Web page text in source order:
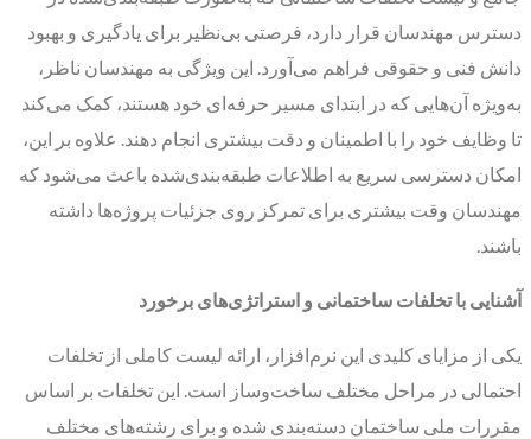
دسترس مهندسان قرار دارد، فرصتی بی‌نظیر برای یادگیری و بهبود
دانش فنی و حقوقی فراهم می‌آورد. این ویژگی به مهندسان ناظر،
به‌ویژه آن‌هایی که در ابتدای مسیر حرفه‌ای خود هستند، کمک می‌کند
تا وظایف خود را با اطمینان و دقت بیشتری انجام دهند. علاوه بر این،
امکان دسترسی سریع به اطلاعات طبقه‌بندی‌شده باعث می‌شود که
مهندسان وقت بیشتری برای تمرکز روی جزئیات پروژه‌ها داشته
باشند.
آشنایی با تخلفات ساختمانی و استراتژی‌های برخورد
یکی از مزایای کلیدی این نرم‌افزار، ارائه لیست کاملی از تخلفات
احتمالی در مراحل مختلف ساخت‌وساز است. این تخلفات بر اساس
مقررات ملی ساختمان دسته‌بندی شده و برای رشته‌های مختلف